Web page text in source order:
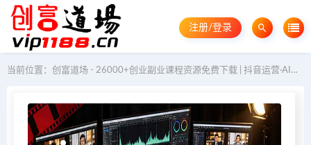
注册/登录
当前位置： 创富道场 - 26000+创业副业课程资源免费下载 | 抖音运营·AI教程·GEO优化